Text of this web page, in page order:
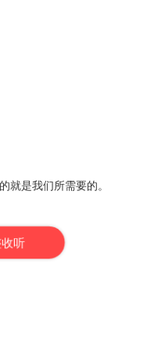
就是我们所需要的。
听